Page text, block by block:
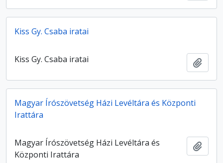
Kiss Gy. Csaba iratai
Kiss Gy. Csaba iratai
Magyar Írószövetség Házi Levéltára és Központi
Irattára
Magyar Írószövetség Házi Levéltára és
Központi Irattára